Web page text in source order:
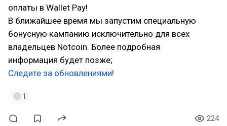
оплаты в Wallet Pay!
В ближайшее время мы запустим специальную
бонусную кампанию исключительно для всех
владельцев Notcoin. Более подробная
информация будет позже;
Следите за обновлениями!
1
224